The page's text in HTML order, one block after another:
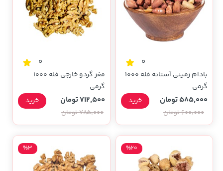
0
بادام زمینی آستانه فله 1000
گرمی
585,000 تومان
600,000 تومان
خرید
0
مغز گردو خارجی فله 1000
گرمی
712,500 تومان
785,000 تومان
خرید
%20
%3